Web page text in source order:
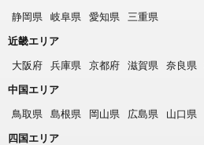
静岡県
岐阜県 愛知県
三重県
近畿エリア
大阪府
兵庫県 京都府 滋賀県 奈良県
中国エリア
鳥取県
島根県 岡山県 広島県
山口県
四国エリア